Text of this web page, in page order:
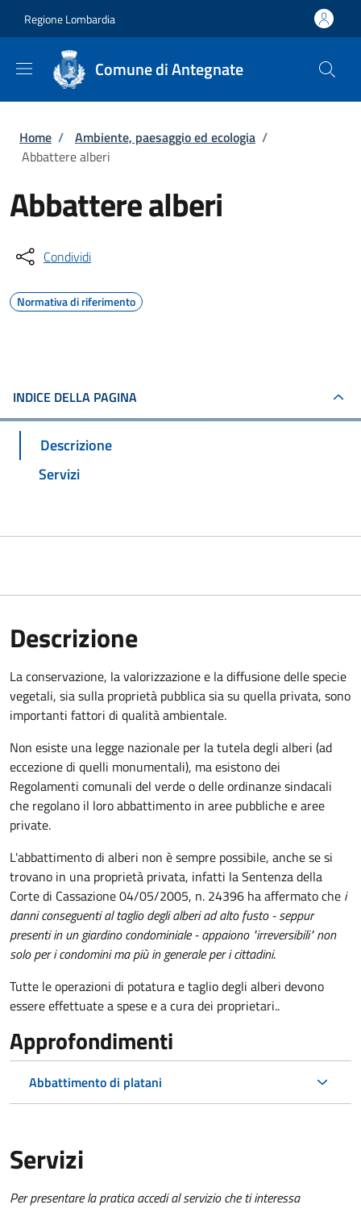
Regione Lombardia
Comune di Antegnate
Briciole di pane
Home / Ambiente, paesaggio ed ecologia /
Abbattere alberi
Abbattere alberi
Condividi
Normativa di riferimento
INDICE DELLA PAGINA
Descrizione
Servizi
Descrizione
La conservazione, la valorizzazione e la diffusione delle specie
vegetali, sia sulla proprietà pubblica sia su quella privata, sono
importanti fattori di qualità ambientale.
Non esiste una legge nazionale per la tutela degli alberi (ad
eccezione di quelli monumentali), ma esistono dei
Regolamenti comunali del verde o delle ordinanze sindacali
che regolano il loro abbattimento in aree pubbliche e aree
private.
L'abbattimento di alberi non è sempre possibile, anche se si
trovano in una proprietà privata, infatti la Sentenza della
Corte di Cassazione 04/05/2005, n. 24396 ha affermato che i
danni conseguenti al taglio degli alberi ad alto fusto - seppur
presenti in un giardino condominiale - appaiono "irreversibili" non
solo per i condomini ma più in generale per i cittadini.
Tutte le operazioni di potatura e taglio degli alberi devono
essere effettuate a spese e a cura dei proprietari..
Approfondimenti
Abbattimento di platani
Servizi
Per presentare la pratica accedi al servizio che ti interessa